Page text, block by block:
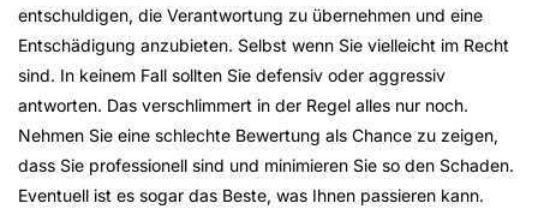
entschuldigen, die Verantwortung zu übernehmen und eine
Entschädigung anzubieten. Selbst wenn Sie vielleicht im Recht
sind. In keinem Fall sollten Sie defensiv oder aggressiv
antworten. Das verschlimmert in der Regel alles nur noch.
Nehmen Sie eine schlechte Bewertung als Chance zu zeigen,
dass Sie professionell sind und minimieren Sie so den Schaden.
Eventuell ist es sogar das Beste, was Ihnen passieren kann.